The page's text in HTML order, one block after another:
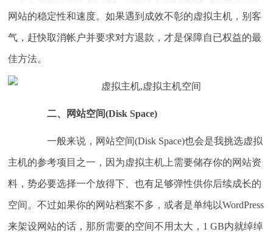
网站的稳定性和速度。如果遇到成效不彰的虚拟主机，别客
气，赶快取消帐户并要求对方退款，才是保障自已权益的最
佳方法。
二、网站空间(Disk Space)
一般来说，网站空间(Disk Space)也会是我挑选虚拟
主机的参考项目之一，因为虚拟主机上需要储存你的网站资
料，势必要选择一个放得下、也有足够弹性供你后续成长的
空间。不过如果你的网站档案不多，或者是单纯以WordPress
来架设网站的话，那所需要的空间不用太大，1 GB内就绰绰